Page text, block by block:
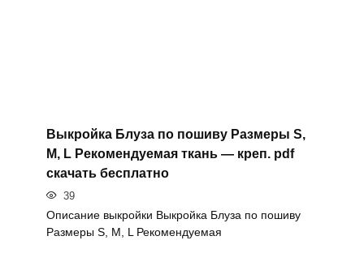
Выкройка Блуза по пошиву Размеры S,
M, L Рекомендуемая ткань — креп. pdf
скачать бесплатно
39
Описание выкройки Выкройка Блуза по пошиву
Размеры S, M, L Рекомендуемая